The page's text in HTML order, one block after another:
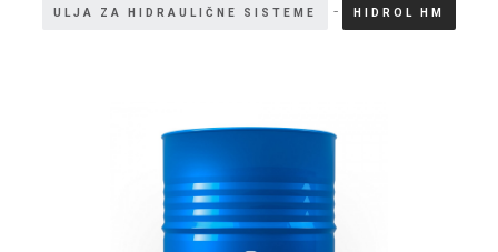
ULJA ZA HIDRAULIČNE SISTEME - HIDROL HM